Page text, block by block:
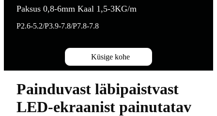
Paksus 0,8-6mm Kaal 1,5-3KG/m
P2.6-5.2/P3.9-7.8/P7.8-7.8
Küsige kohe
Painduvast läbipaistvast
LED-ekraanist painutatav